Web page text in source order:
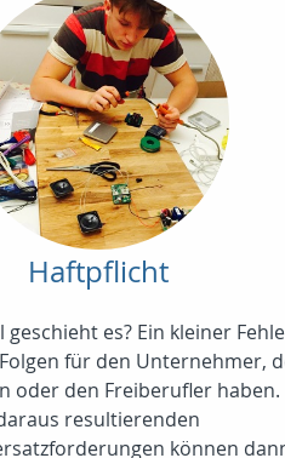
Haftpflicht
geschieht es? Ein kleiner
für den Unternehmer,
oder den Freiberufler haben.
resultierenden
können